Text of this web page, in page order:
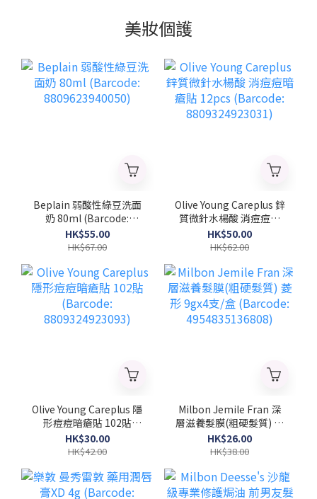
美妝個護
Beplain 弱酸性綠豆洗面
奶 80ml (Barcode:
8809623940050)
HK$55.00
HK$67.00
Olive Young Careplus 鋅
質微針水楊酸 消痘痘暗
瘡貼 12pcs (Barcode:
8809324923031)
HK$50.00
HK$62.00
Olive Young Careplus 隱
形痘痘暗瘡貼 102貼
(Barcode:
8809324923093)
HK$30.00
HK$42.00
Milbon Jemile Fran 深
層滋養髮膜(粗硬髮質) 菱
形 9gx4支/盒 (Barcode:
4954835136808)
HK$26.00
HK$38.00